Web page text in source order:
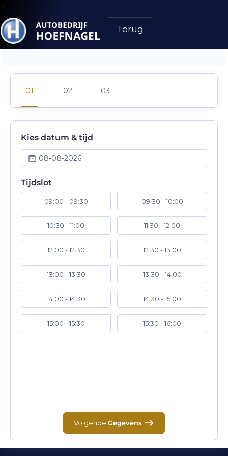
>
Terug
Kies datum & tijd
08-08-2026
Tijdslot
09:00 - 09:30 09:30 - 10:00
10:30 - 11:00 11:30 - 12:00
12:00 - 12:30 12:30 - 13:00
13:00 - 13:30 13:30 - 14:00
14:00 - 14:30 14:30 - 15:00
15:00 - 15:30 15:30 - 16:00
Volgende Gegevens